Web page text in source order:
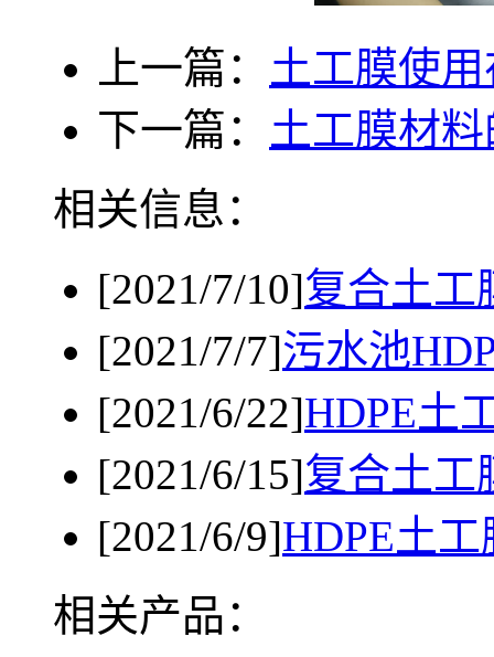
上一篇： 土工膜使
下一篇： 土工膜材
相关信息：
[2021/7/10]复合土工
[2021/7/7]污水池
[2021/6/22]HDPE土
[2021/6/15]复合土工
[2021/6/9]HDPE土
相关产品：